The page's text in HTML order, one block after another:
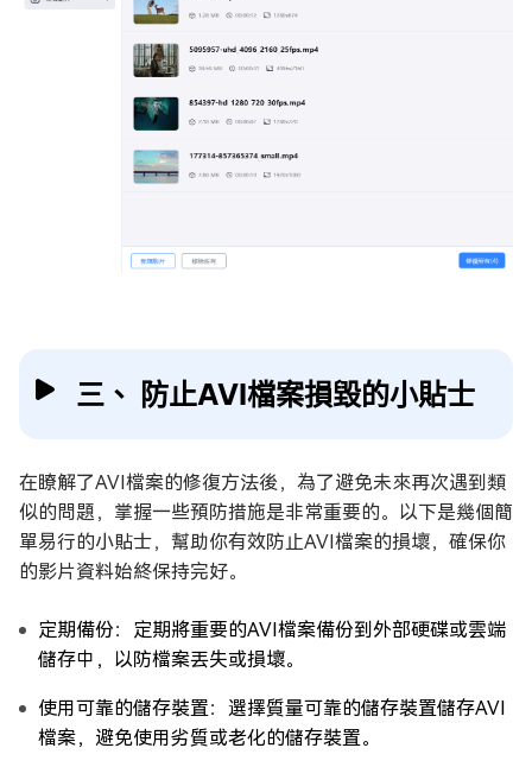
三、 防止AVI檔案損毀的小貼士
在瞭解了AVI檔案的修復方法後，為了避免未來再次遇到類
似的問題，掌握一些預防措施是非常重要的。以下是幾個簡
單易行的小貼士，幫助你有效防止AVI檔案的損壞，確保你
的影片資料始終保持完好。
定期備份：定期將重要的AVI檔案備份到外部硬碟或雲端
儲存中，以防檔案丟失或損壞。
使用可靠的儲存裝置：選擇質量可靠的儲存裝置儲存AVI
檔案，避免使用劣質或老化的儲存裝置。